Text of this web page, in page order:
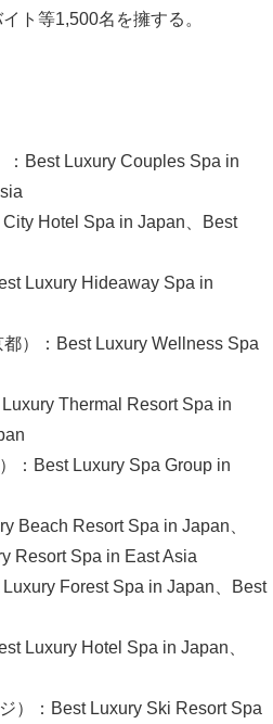
ト等1,500名を擁する。
：Best Luxury Couples Spa in
Hotel Spa in Japan、Best
Luxury Hideaway Spa in
）：Best Luxury Wellness Spa
Thermal Resort Spa in
：Best Luxury Spa Group in
Beach Resort Spa in Japan、
Resort Spa in East Asia
Forest Spa in Japan、Best
Luxury Hotel Spa in Japan、
）：Best Luxury Ski Resort Spa